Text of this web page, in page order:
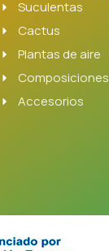
Suculentas
Cactus
Plantas de aire
Composiciones
Accesorios